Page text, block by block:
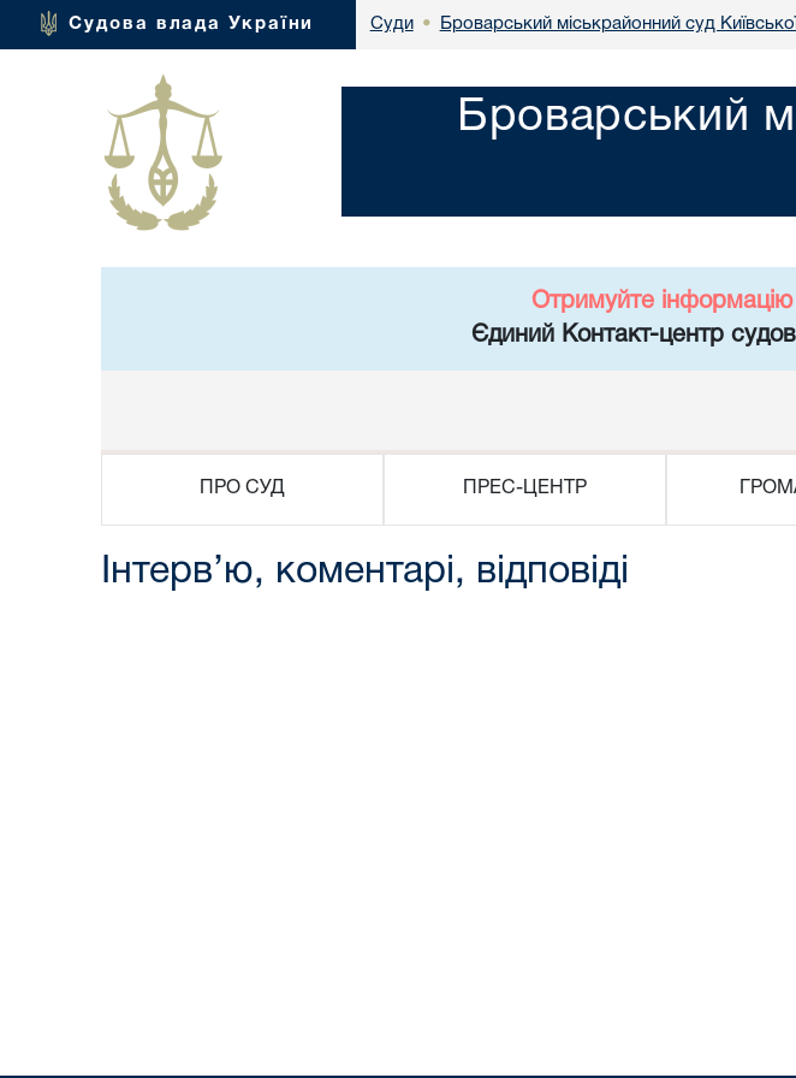
Судова влада України Суди • Броварський міськрайонний суд
Броварський
Отримуйте
Єдиний Контакт-центр
ПРО СУД ПРЕС-ЦЕНТР
Інтерв’ю, коментарі, відповіді